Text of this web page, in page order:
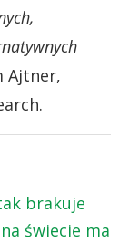
Ajtner,
brakuje
świecie ma